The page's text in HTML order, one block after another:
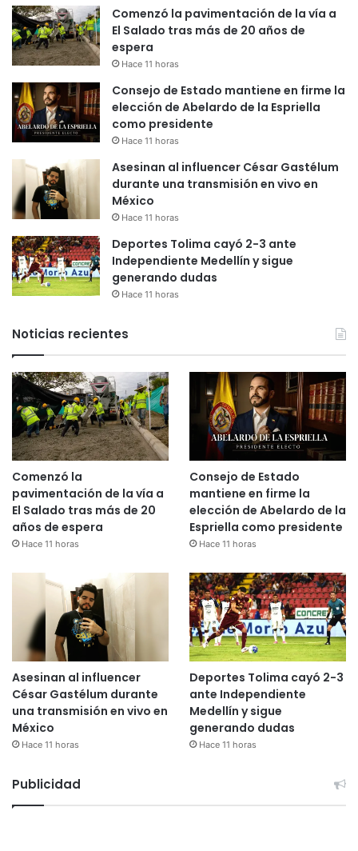
Comenzó la pavimentación de la vía a
El Salado tras más de 20 años de
espera
Hace 11 horas
Consejo de Estado mantiene en firme la
elección de Abelardo de la Espriella
como presidente
Hace 11 horas
Asesinan al influencer César Gastélum
durante una transmisión en vivo en
México
Hace 11 horas
Deportes Tolima cayó 2-3 ante
Independiente Medellín y sigue
generando dudas
Hace 11 horas
Noticias recientes
Comenzó la
pavimentación de la vía a
El Salado tras más de 20
años de espera
Hace 11 horas
Consejo de Estado
mantiene en firme la
elección de Abelardo de la
Espriella como presidente
Hace 11 horas
Asesinan al influencer
César Gastélum durante
una transmisión en vivo en
México
Hace 11 horas
Deportes Tolima cayó 2-3
ante Independiente
Medellín y sigue
generando dudas
Hace 11 horas
Publicidad